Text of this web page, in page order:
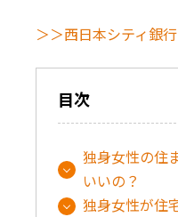
＞＞西日本シティ銀
目次
独身女性の住
いいの？
独身女性が住